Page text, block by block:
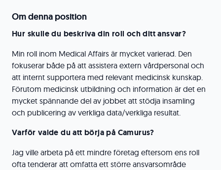
Om denna position
Hur skulle du beskriva din roll och ditt ansvar?
Min roll inom Medical Affairs är mycket varierad. Den
fokuserar både på att assistera extern vårdpersonal och
att internt supportera med relevant medicinsk kunskap.
Förutom medicinsk utbildning och information är det en
mycket spännande del av jobbet att stödja insamling
och publicering av verkliga data/verkliga resultat.
Varför valde du att börja på Camurus?
Jag ville arbeta på ett mindre företag eftersom ens roll
ofta tenderar att omfatta ett större ansvarsområde